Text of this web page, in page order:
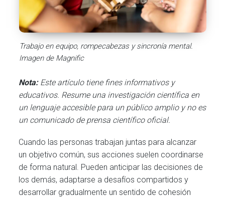
Trabajo en equipo, rompecabezas y sincronía mental.
Imagen de Magnific
Nota: Este artículo tiene fines informativos y
educativos. Resume una investigación científica en
un lenguaje accesible para un público amplio y no es
un comunicado de prensa científico oficial.
Cuando las personas trabajan juntas para alcanzar
un objetivo común, sus acciones suelen coordinarse
de forma natural. Pueden anticipar las decisiones de
los demás, adaptarse a desafíos compartidos y
desarrollar gradualmente un sentido de cohesión